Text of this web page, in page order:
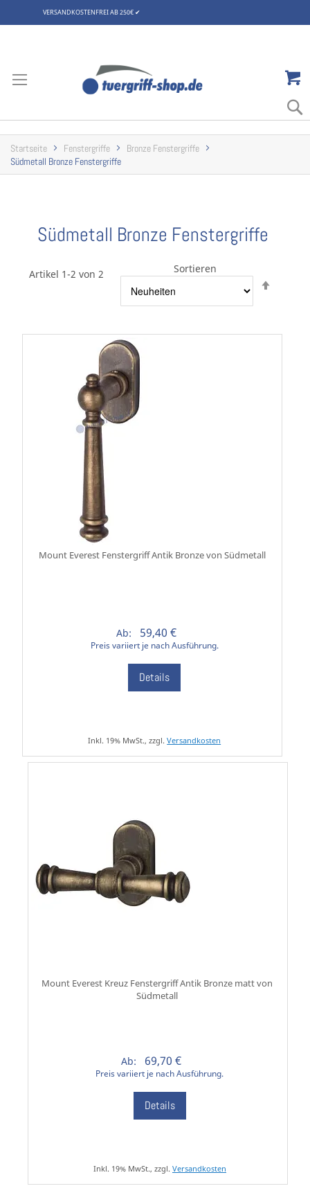
VERSANDKOSTENFREI AB 250€ ✔
springen
Startseite Fenstergriffe
Bronze Fenstergriffe
Südmetall Bronze Fenstergriffe
Südmetall Bronze Fenstergriffe
Artikel 1-2 von 2
Sortieren
Mount Everest Fenstergriff Antik Bronze von Südmetall
Ab: 59,40 €
Preis variiert je nach Ausführung.
Details
Inkl. 19% MwSt., zzgl.Versandkosten
Mount Everest Kreuz Fenstergriff Antik Bronze matt von
Südmetall
Ab: 69,70 €
Preis variiert je nach Ausführung.
Details
Inkl. 19% MwSt., zzgl. Versandkosten